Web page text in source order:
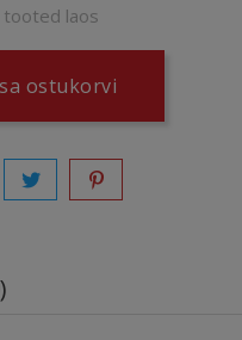
tooted laos
ostukorvi